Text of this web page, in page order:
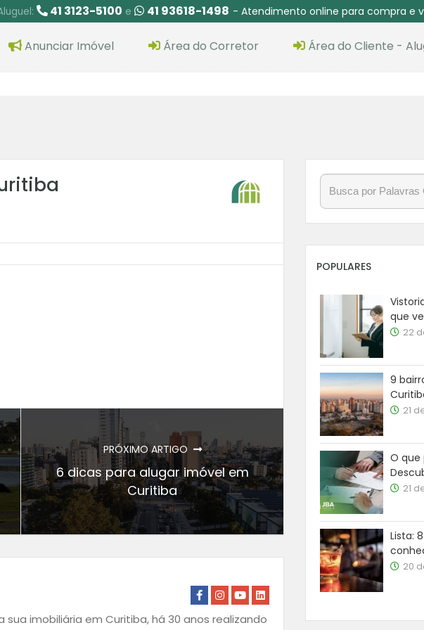
41 3123-5100 e 41 93618-1498 - Atendimento online para compra e
Anunciar Imóvel Área do Corretor Área do Cliente -
PRÓXIMO ARTIGO
6 dicas para alugar imóvel em
Curitiba
sua imobiliária em Curitiba, há 30 anos realizando
POPULARES
que
22
9
21
O que
21
Lista:
20